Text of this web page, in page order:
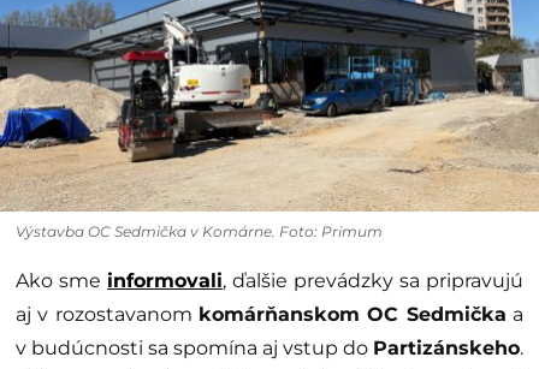
Výstavba OC Sedmička v Komárne. Foto: Primum
Ako sme informovali, ďalšie prevádzky sa pripravujú
aj v rozostavanom komárňanskom OC Sedmička a
v budúcnosti sa spomína aj vstup do Partizánskeho.